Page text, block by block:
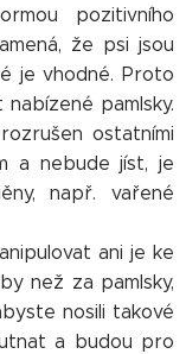
pozitivního
že psi jsou
je vhodné. Proto
pamlsky.
ostatními
a nebude jíst, je
např. vařené
ani je ke
než za pamlsky,
nosili takové
a budou pro